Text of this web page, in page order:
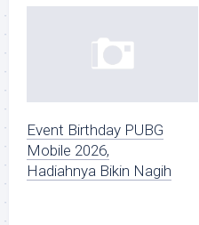
Event Birthday PUBG
Mobile 2026,
Hadiahnya Bikin Nagih